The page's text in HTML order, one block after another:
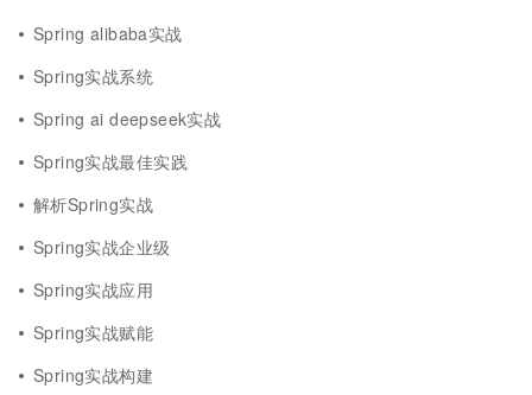
Spring alibaba实战
Spring实战系统
Spring ai deepseek实战
Spring实战最佳实践
解析Spring实战
Spring实战企业级
Spring实战应用
Spring实战赋能
Spring实战构建